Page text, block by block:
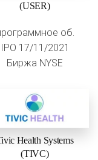
(USER)
об.
IPO 17/11/2021
Биржа NYSE
Health Systems
(TIVC)